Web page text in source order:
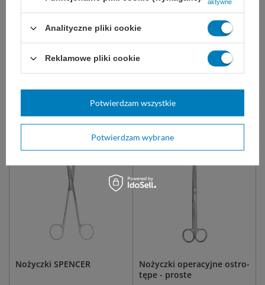
medycznych, bandaży i
użytku, ze stali nierdzewnej.
Dostępny
55,00 zł
cięć tkanek - wzdłuż naczyń
krwionośnych, nerwów i innych
struktur. Wielokrotnego użytku,
ze stali nierdzewnej. T/T
18 cm
20 cm
Dostępny
Nożyczki SPENCER
Nożyczki operacyjne ostro-
tępe - proste
aktywne
Analityczne pliki cookie
Reklamowe pliki cookie
Potwierdzam wybrane
Potwierdzam wszystkie